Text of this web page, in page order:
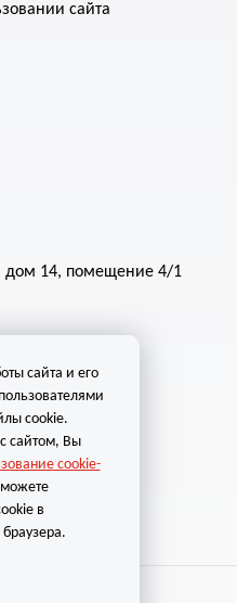
сайта
дом 14, помещение 4/1
сайта и его
cookie.
сайтом, Вы
cookie-
в